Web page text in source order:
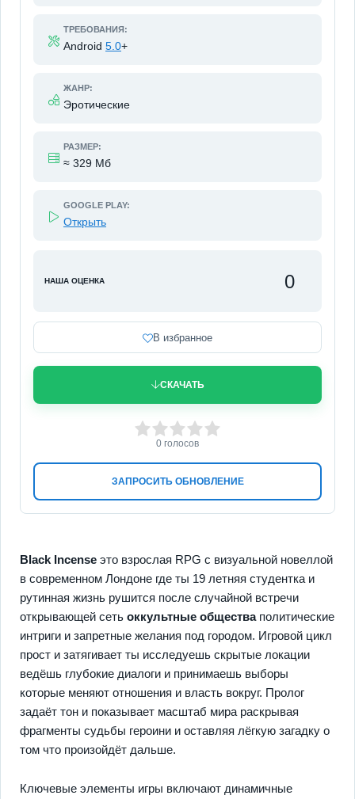
ТРЕБОВАНИЯ:
Android 5.0+
ЖАНР:
Эротические
РАЗМЕР:
≈ 329 Мб
GOOGLE PLAY:
Открыть
НАША ОЦЕНКА 0
В избранное
СКАЧАТЬ
ЗАПРОСИТЬ ОБНОВЛЕНИЕ
3 4 5
0 голосов
Black Incense это взрослая RPG с визуальной новеллой
в современном Лондоне где ты 19 летняя студентка и
рутинная жизнь рушится после случайной встречи
открывающей сеть оккультные обществаполитические
интриги и запретные желания под городом. Игровой цикл
прост и затягивает ты исследуешь скрытые локации
ведёшь глубокие диалоги и принимаешь выборы
которые меняют отношения и власть вокруг. Пролог
задаёт тон и показывает масштаб мира раскрывая
фрагменты судьбы героини и оставляя лёгкую загадку о
том что произойдёт дальше.
Ключевые элементы игры включают динамичные